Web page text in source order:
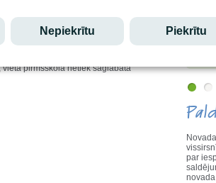
Nepiekrītu Piekrītu
grupās, vecāki saņems informāciju par
Ja līdz norādītajam datumam vecāki
pirmsskolā netiek saglabāta
par
novada